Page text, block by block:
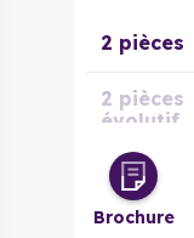
2 pièces
2 pièces
évolutif
3 pièces
Brochure